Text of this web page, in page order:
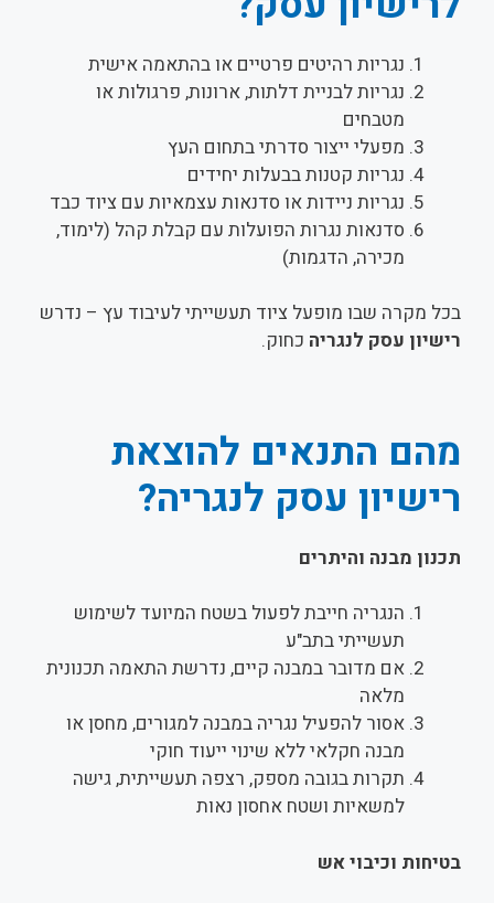
נגריות רהיטים פרטיים או בהתאמה אישית
נגריות לבניית דלתות, ארונות, פרגולות או
מטבחים
מפעלי ייצור סדרתי בתחום העץ
נגריות קטנות בבעלות יחידים
נגריות ניידות או סדנאות עצמאיות עם ציוד כבד
סדנאות נגרות הפועלות עם קבלת קהל (לימוד,
מכירה, הדגמות)
בכל מקרה שבו מופעל ציוד תעשייתי לעיבוד עץ – נדרש
רישיון עסק לנגריה כחוק.
מהם התנאים להוצאת
רישיון עסק לנגריה?
תכנון מבנה והיתרים
הנגריה חייבת לפעול בשטח המיועד לשימוש
תעשייתי בתב"ע
אם מדובר במבנה קיים, נדרשת התאמה תכנונית
מלאה
אסור להפעיל נגריה במבנה למגורים, מחסן או
מבנה חקלאי ללא שינוי ייעוד חוקי
תקרות בגובה מספק, רצפה תעשייתית, גישה
למשאיות ושטח אחסון נאות
בטיחות וכיבוי אש